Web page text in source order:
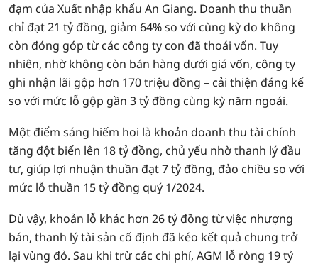
đạm của Xuất nhập khẩu An Giang. Doanh thu thuần
chỉ đạt 21 tỷ đồng, giảm 64% so với cùng kỳ do không
còn đóng góp từ các công ty con đã thoái vốn. Tuy
nhiên, nhờ không còn bán hàng dưới giá vốn, công ty
ghi nhận lãi gộp hơn 170 triệu đồng – cải thiện đáng kể
so với mức lỗ gộp gần 3 tỷ đồng cùng kỳ năm ngoái.
Một điểm sáng hiếm hoi là khoản doanh thu tài chính
tăng đột biến lên 18 tỷ đồng, chủ yếu nhờ thanh lý đầu
tư, giúp lợi nhuận thuần đạt 7 tỷ đồng, đảo chiều so với
mức lỗ thuần 15 tỷ đồng quý 1/2024.
Dù vậy, khoản lỗ khác hơn 26 tỷ đồng từ việc nhượng
bán, thanh lý tài sản cố định đã kéo kết quả chung trở
lại vùng đỏ. Sau khi trừ các chi phí, AGM lỗ ròng 19 tỷ